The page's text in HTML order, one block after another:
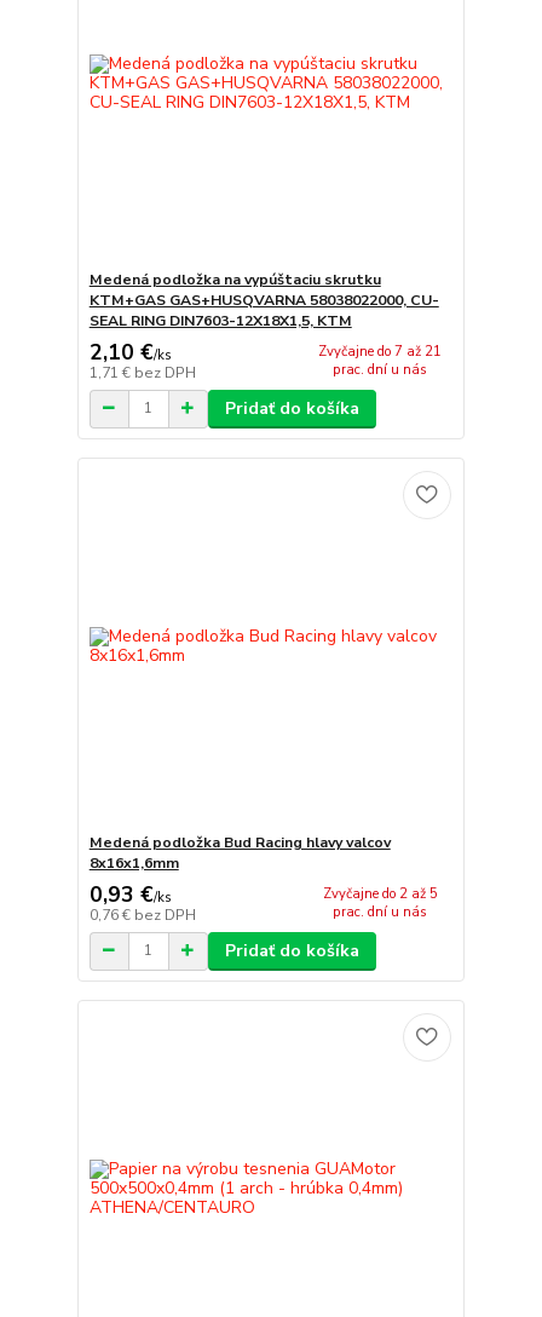
Medená podložka na vypúštaciu skrutku
KTM+GAS GAS+HUSQVARNA 58038022000, CU-
SEAL RING DIN7603-12X18X1,5, KTM
2,10 €/ks
1,71 € bez DPH
Zvyčajne do 7 až 21
prac. dní u nás
Pridať do košíka
Medená podložka Bud Racing hlavy valcov
8x16x1,6mm
0,93 €/ks
0,76 € bez DPH
Zvyčajne do 2 až 5
prac. dní u nás
Pridať do košíka